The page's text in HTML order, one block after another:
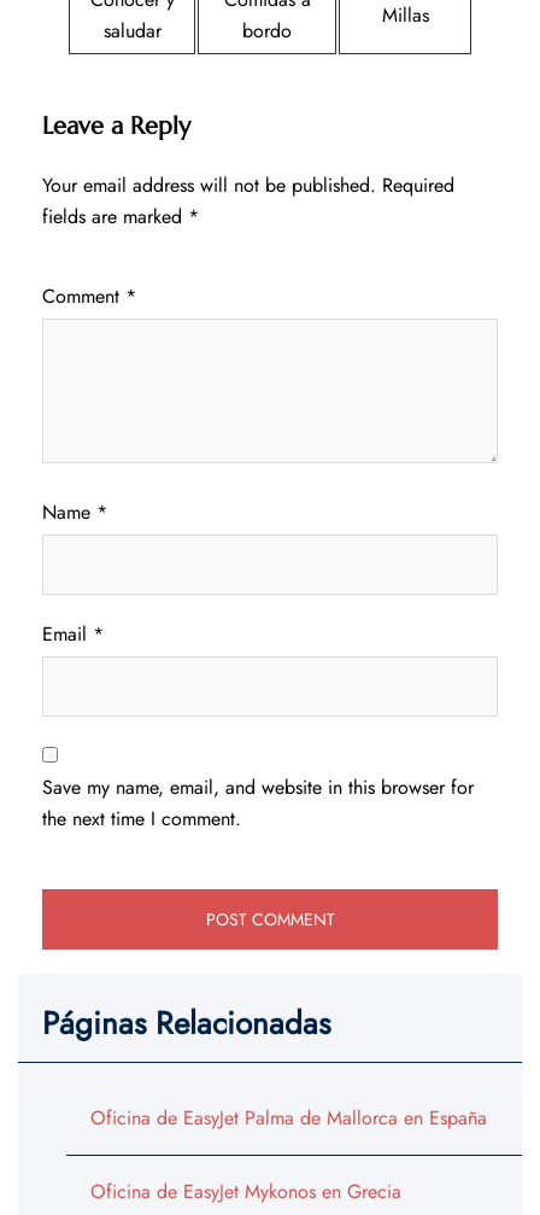
saludar
bordo
Millas
Leave a Reply
Your email address will not be published. Required
fields are marked *
Comment *
Name *
Email *
Save my name, email, and website in this browser for
the next time I comment.
Páginas Relacionadas
Oficina de EasyJet Palma de Mallorca en España
Oficina de EasyJet Mykonos en Grecia